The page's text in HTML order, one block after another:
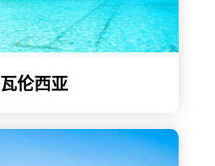
瓦伦西亚